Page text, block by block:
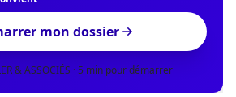
mon dossier
& ASSOCIÉS · 5 min pour démarrer